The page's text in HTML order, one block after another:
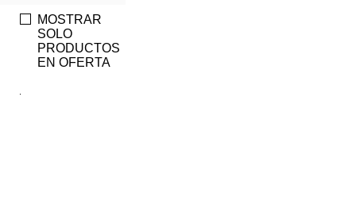
MOSTRAR
SOLO
PRODUCTOS
EN OFERTA